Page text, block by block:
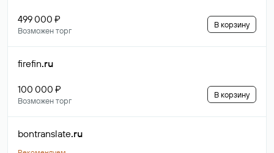
499 000 ₽
Возможен торг
В корзину
firefin.ru
100 000 ₽
Возможен торг
В корзину
bontranslate.ru